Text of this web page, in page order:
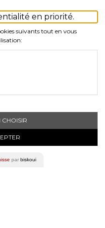
& arrière (8
lent,
en priorité.
suivants tout en vous
CHOISIR
par biskoui